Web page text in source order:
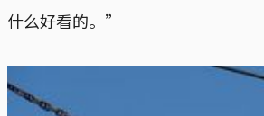
什么好看的。”